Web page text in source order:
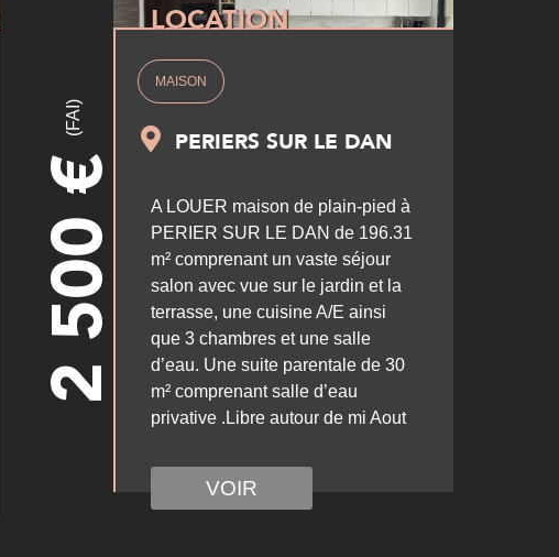
LOCATION
MAISON
PERIERS SUR LE DAN
A LOUER maison de plain-pied à
PERIER SUR LE DAN de 196.31
m² comprenant un vaste séjour
salon avec vue sur le jardin et la
terrasse, une cuisine A/E ainsi
que 3 chambres et une salle
d’eau. Une suite parentale de 30
m² comprenant salle d’eau
privative .Libre autour de mi Aout
VOIR
2 500
€
(FAI)